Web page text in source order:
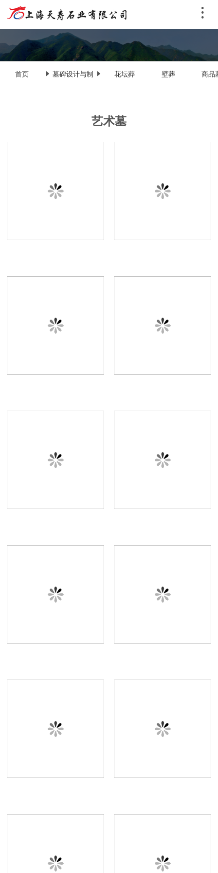
首页 墓碑设计与制 花坛葬 壁葬 商品
艺术墓